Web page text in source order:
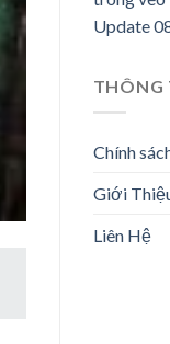
Update
THÔNG
Chính
Giới
Liên Hệ